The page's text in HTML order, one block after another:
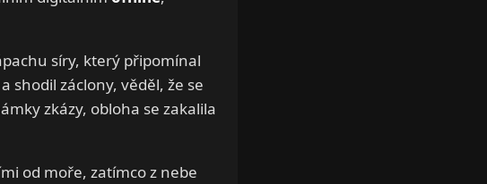
síry, který připomínal
shodil záclony, věděl, že se
zkázy, obloha se zakalila
od moře, zatímco z nebe